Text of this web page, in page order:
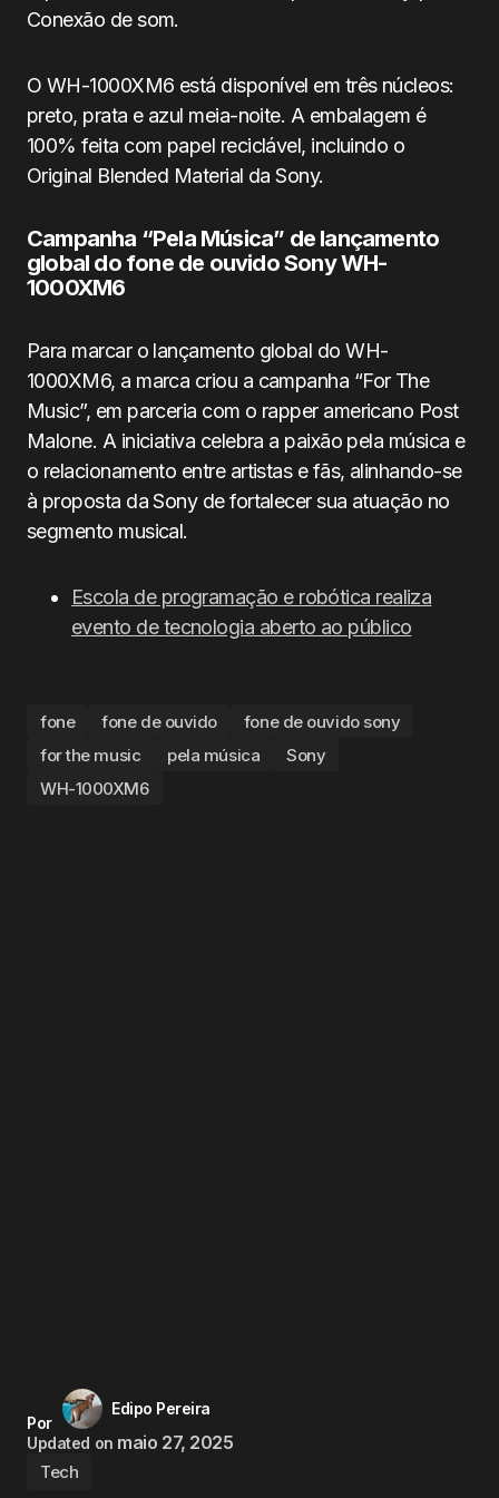
Conexão de som.
O WH-1000XM6 está disponível em três núcleos:
preto, prata e azul meia-noite. A embalagem é
100% feita com papel reciclável, incluindo o
Original Blended Material da Sony.
Campanha “Pela Música” de lançamento
global do fone de ouvido Sony WH-
1000XM6
Para marcar o lançamento global do WH-
1000XM6, a marca criou a campanha “For The
Music”, em parceria com o rapper americano Post
Malone. A iniciativa celebra a paixão pela música e
o relacionamento entre artistas e fãs, alinhando-se
à proposta da Sony de fortalecer sua atuação no
segmento musical.
Escola de programação e robótica realiza
evento de tecnologia aberto ao público
fone fone de ouvido
fone de ouvido sony
for the music
pela música
Sony
WH-1000XM6
Por
Edipo Pereira
Updated on maio 27, 2025
Tech